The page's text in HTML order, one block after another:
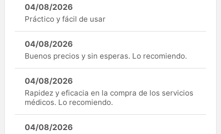
04/08/2026
Práctico y fácil de usar
04/08/2026
Buenos precios y sin esperas. Lo recomiendo.
04/08/2026
Rapidez y eficacia en la compra de los servicios
médicos. Lo recomiendo.
04/08/2026